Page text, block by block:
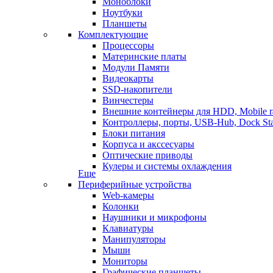
Ноутбуки
Планшеты
Комплектующие
Процессоры
Материнские платы
Модули Памяти
Видеокарты
SSD-накопители
Винчестеры
Внешние контейнеры для HDD, Mobile
Контроллеры, порты, USB-Hub, Dock
Блоки питания
Корпуса и акссесуары
Оптические приводы
Кулеры и системы охлаждения
Еще
Периферийные устройства
Web-камеры
Колонки
Наушники и микрофоны
Клавиатуры
Манипуляторы
Мыши
Мониторы